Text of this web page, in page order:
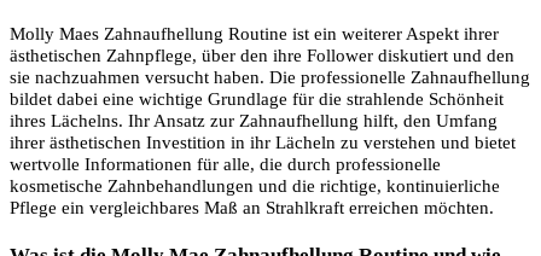
Molly Maes Zahnaufhellung Routine ist ein weiterer Aspekt ihrer
ästhetischen Zahnpflege, über den ihre Follower diskutiert und den
sie nachzuahmen versucht haben. Die professionelle Zahnaufhellung
bildet dabei eine wichtige Grundlage für die strahlende Schönheit
ihres Lächelns. Ihr Ansatz zur Zahnaufhellung hilft, den Umfang
ihrer ästhetischen Investition in ihr Lächeln zu verstehen und bietet
wertvolle Informationen für alle, die durch professionelle
kosmetische Zahnbehandlungen und die richtige, kontinuierliche
Pflege ein vergleichbares Maß an Strahlkraft erreichen möchten.